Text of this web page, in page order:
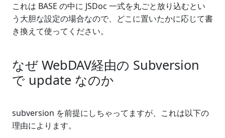
これは BASE の中に JSDoc 一式を丸ごと放り込むとい
う大胆な設定の場合なので、どこに置いたかに応じて書
き換えて使ってください。
なぜ WebDAV経由の Subversion
で update なのか
subversion を前提にしちゃってますが、これは以下の
理由によります。